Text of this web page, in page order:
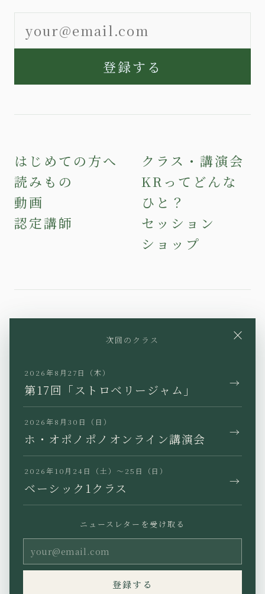
登録する
はじめての方へ
読みもの
動画
認定講師
クラス・講演会
KRってどんな
ひと？
セッション
ショップ
Facebook
JP EN KR TW
利用規約
Copyright (C) Ho’oponopono
×
次回のクラス
2026年8月27日（木）
第17回「ストロベリージャム」 →
2026年8月30日（日）
ホ・オポノポノオンライン講演会 →
2026年10月24日（土）〜25日（日）
ベーシック1クラス →
ニュースレターを受け取る
登録する